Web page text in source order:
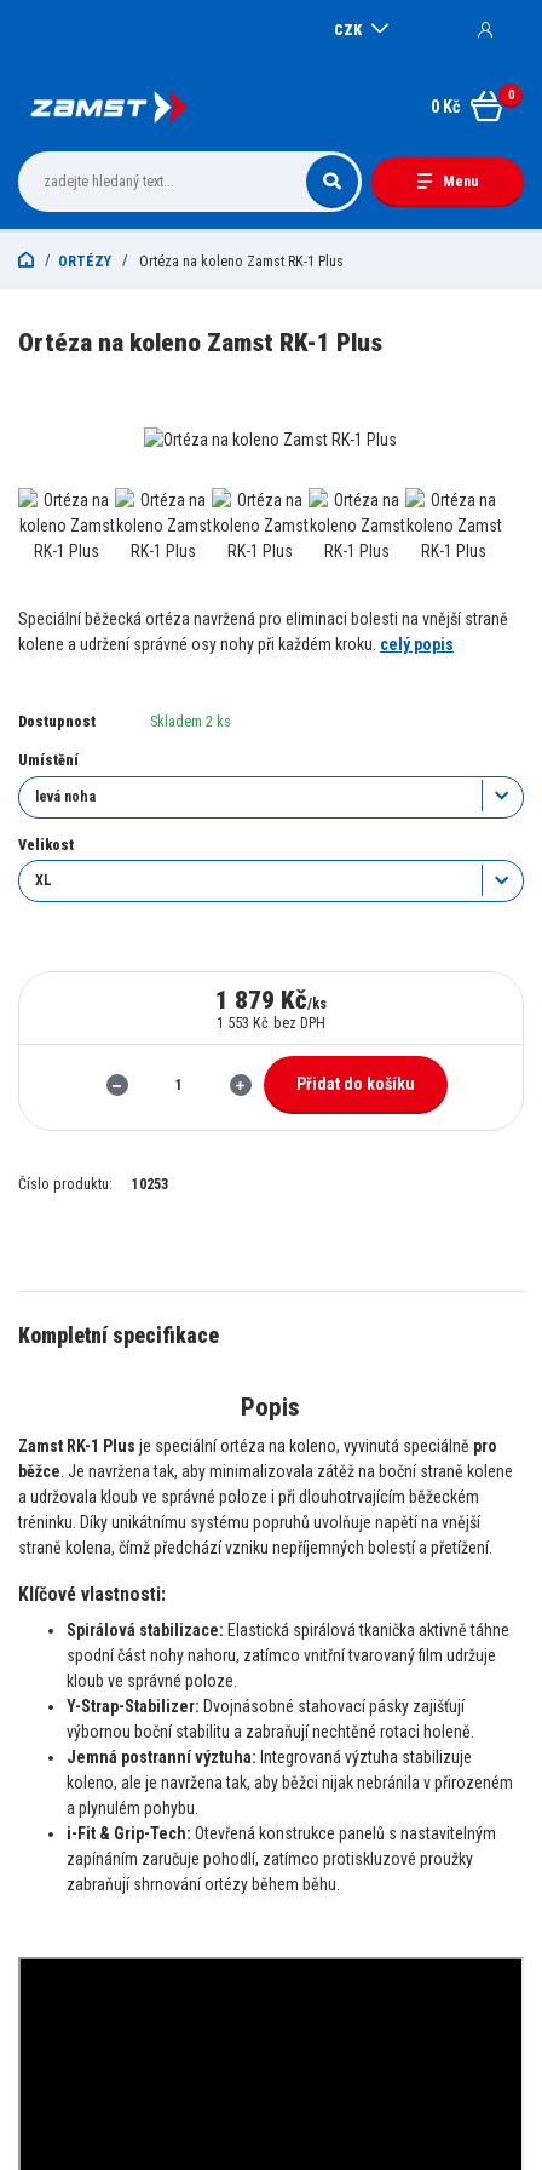
Menu
CZK
0
0 Kč
ORTÉZY Ortéza na koleno Zamst RK-1 Plus
Ortéza na koleno Zamst RK-1 Plus
Speciální běžecká ortéza navržená pro eliminaci bolesti na vnější straně
kolene a udržení správné osy nohy při každém kroku. celý popis
Dostupnost Skladem 2 ks
Umístění
Velikost
1 879 Kč/ks
1 553 Kč bez DPH
Přidat do košíku
Číslo produktu: 10253
Kompletní specifikace
Popis
Zamst RK-1 Plus je speciální ortéza na koleno, vyvinutá speciálně pro
běžce . Je navržena tak, aby minimalizovala zátěž na boční straně kolene
a udržovala kloub ve správné poloze i při dlouhotrvajícím běžeckém
tréninku. Díky unikátnímu systému popruhů uvolňuje napětí na vnější
straně kolena, čímž předchází vzniku nepříjemných bolestí a přetížení.
Klíčové vlastnosti:
Spirálová stabilizace: Elastická spirálová tkanička aktivně táhne
spodní část nohy nahoru, zatímco vnitřní tvarovaný film udržuje
kloub ve správné poloze.
Y-Strap-Stabilizer: Dvojnásobné stahovací pásky zajišťují
výbornou boční stabilitu a zabraňují nechtěné rotaci holeně.
Jemná postranní výztuha: Integrovaná výztuha stabilizuje
koleno, ale je navržena tak, aby běžci nijak nebránila v přirozeném
a plynulém pohybu.
i-Fit & Grip-Tech: Otevřená konstrukce panelů s nastavitelným
zapínáním zaručuje pohodlí, zatímco protiskluzové proužky
zabraňují shrnování ortézy během běhu.